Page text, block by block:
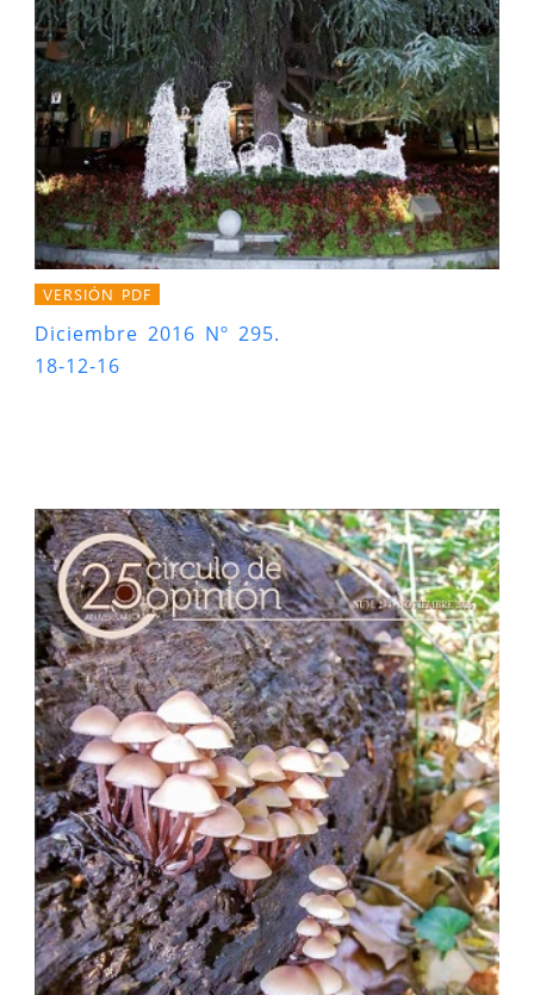
VERSIÓN PDF
Diciembre 2016 Nº 295.
18-12-16